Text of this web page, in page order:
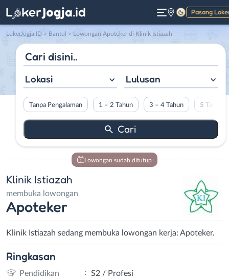
Pasang
Gelap
LokerJogja.ID > Bantul > Lowongan Apoteker di Klinik Istiazah
Lokasi Lulusan
Tanpa Pengalaman 1 – 2 Tahun 3 – 4 Tahun 5 Tahun
Lowongan sudah ditutup
Klinik Istiazah
membuka lowongan
Apoteker
Klinik Istiazah sedang membuka lowongan kerja: Apoteker.
Ringkasan
Pendidikan :
S2 / Profesi